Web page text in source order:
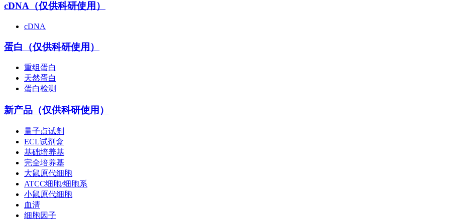
cDNA（仅供科研使用）
cDNA
蛋白（仅供科研使用）
重组蛋白
天然蛋白
蛋白检测
新产品（仅供科研使用）
量子点试剂
ECL试剂盒
基础培养基
完全培养基
大鼠原代细胞
ATCC细胞/细胞系
小鼠原代细胞
血清
细胞因子